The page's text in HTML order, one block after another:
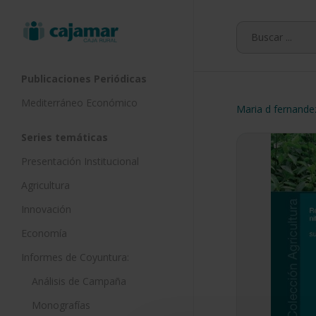
Publicaciones Periódicas
Mediterráneo Económico
Series temáticas
Presentación Institucional
Agricultura
Innovación
Economía
Informes de Coyuntura:
Análisis de Campaña
Monografías
Maria d